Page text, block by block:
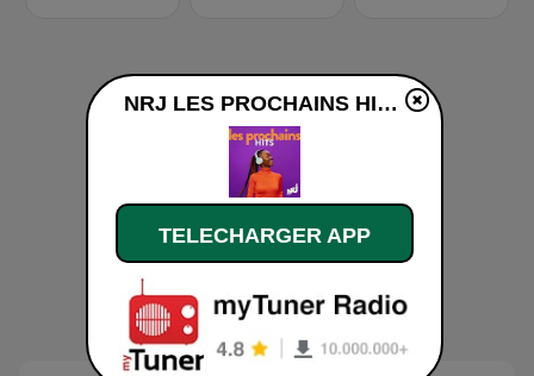
NRJ LES PROCHAINS HITS en ligne
TELECHARGER APP